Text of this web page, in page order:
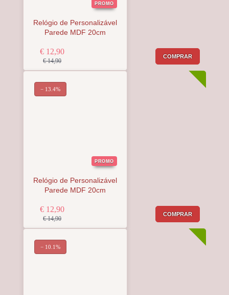
PROMO
Relógio de Personalizável
Parede MDF 20cm
€ 12,90
€ 14,90
COMPRAR
PROMO
Relógio de Personalizável
Parede MDF 20cm
€ 12,90
€ 14,90
COMPRAR
− 13.4%
− 10.1%